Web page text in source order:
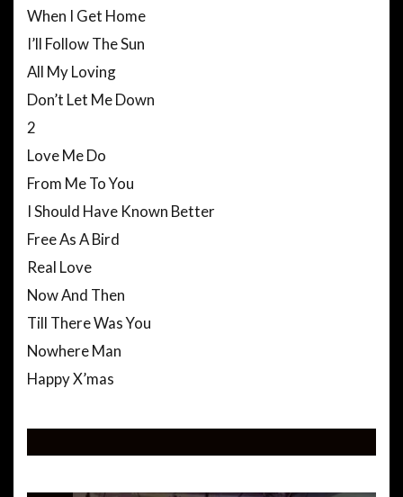
When I Get Home
I’ll Follow The Sun
All My Loving
Don’t Let Me Down
2
Love Me Do
From Me To You
I Should Have Known Better
Free As A Bird
Real Love
Now And Then
Till There Was You
Nowhere Man
Happy X’mas